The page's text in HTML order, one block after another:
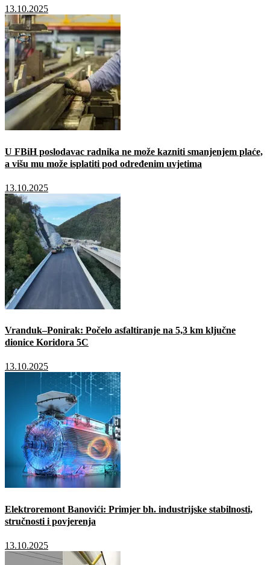
13.10.2025
U FBiH poslodavac radnika ne može kazniti smanjenjem plaće,
a višu mu može isplatiti pod određenim uvjetima
13.10.2025
Vranduk–Ponirak: Počelo asfaltiranje na 5,3 km ključne
dionice Koridora 5C
13.10.2025
Elektroremont Banovići: Primjer bh. industrijske stabilnosti,
stručnosti i povjerenja
13.10.2025